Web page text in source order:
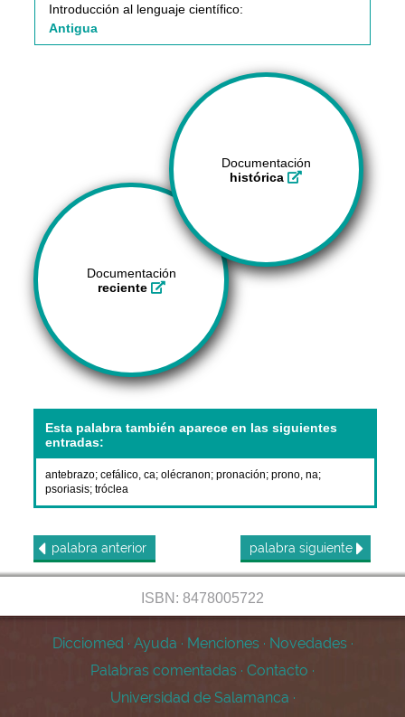
Introducción al lenguaje científico:
Antigua
Documentación
histórica
Documentación
reciente
Esta palabra también aparece en las siguientes
entradas:
antebrazo;cefálico, ca;olécranon;pronación;prono, na;
psoriasis;tróclea
palabra anterior palabra siguiente
ISBN: 8478005722
Dicciomed · Ayuda · Menciones · Novedades ·
Palabras comentadas · Contacto ·
Universidad de Salamanca ·